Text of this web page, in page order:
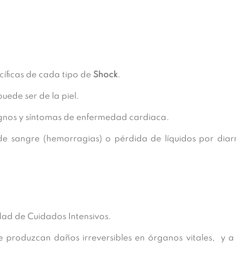
de cada tipo de Shock.
ser de la piel.
y síntomas de enfermedad cardiaca.
sangre (hemorragias) o pérdida de líquidos por
de Cuidados Intensivos.
daños irreversibles en órganos vitales, y a